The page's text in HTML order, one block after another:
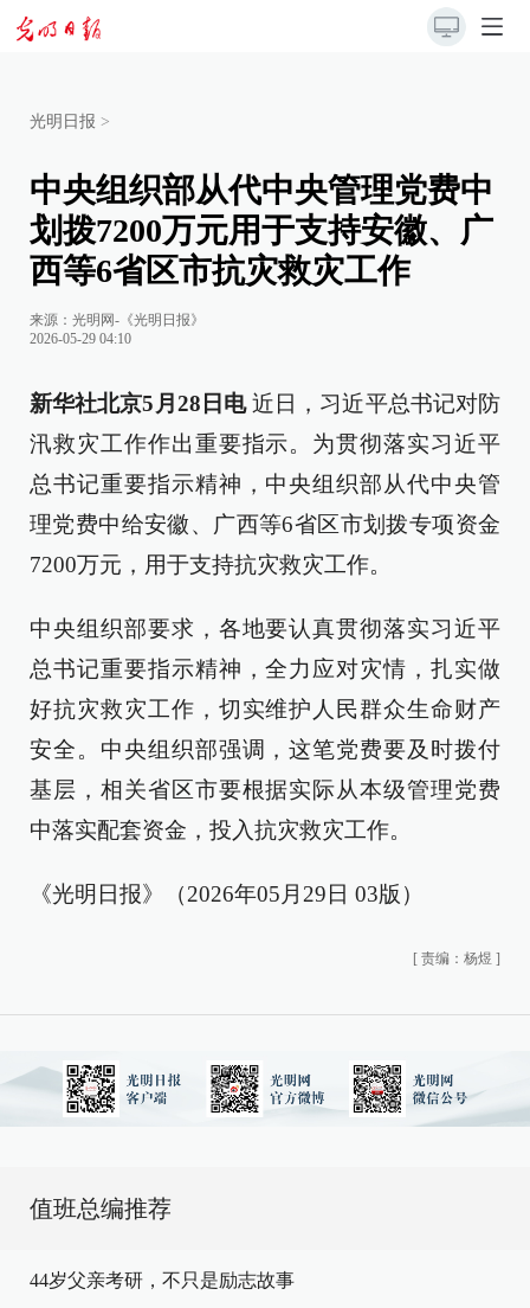
光明日报 >
中央组织部从代中央管理党费中
划拨7200万元用于支持安徽、广
西等6省区市抗灾救灾工作
来源： 光明网-《光明日报》
2026-05-29 04:10
新华社北京5月28日电近日，习近平总书记对防
汛救灾工作作出重要指示。为贯彻落实习近平
总书记重要指示精神，中央组织部从代中央管
理党费中给安徽、广西等6省区市划拨专项资金
7200万元，用于支持抗灾救灾工作。
中央组织部要求，各地要认真贯彻落实习近平
总书记重要指示精神，全力应对灾情，扎实做
好抗灾救灾工作，切实维护人民群众生命财产
安全。中央组织部强调，这笔党费要及时拨付
基层，相关省区市要根据实际从本级管理党费
中落实配套资金，投入抗灾救灾工作。
《光明日报》（2026年05月29日 03版）
[ 责编：杨煜 ]
值班总编推荐
44岁父亲考研，不只是励志故事